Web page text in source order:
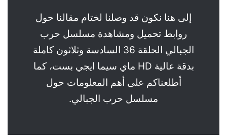
إلى هنا نكون قد وصلنا لختام مقالنا حول
روابط تحميل ومشاهدة مسلسل حرب
الجبالي الحلقة 36 السادسة وثلاثون كاملة
بدقة عالية HD ماي سيما ايجي بست، كما
أطلعناكم على أهم المعلومات حول
مسلسل حرب الجبالي.